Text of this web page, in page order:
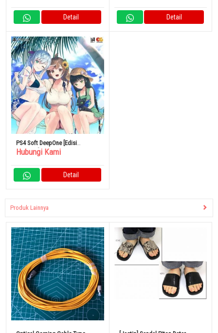
Detail Detail
PS4 Soft DeepOne [Edisi
Terbatas]
Hubungi Kami
Detail
Produk Lainnya